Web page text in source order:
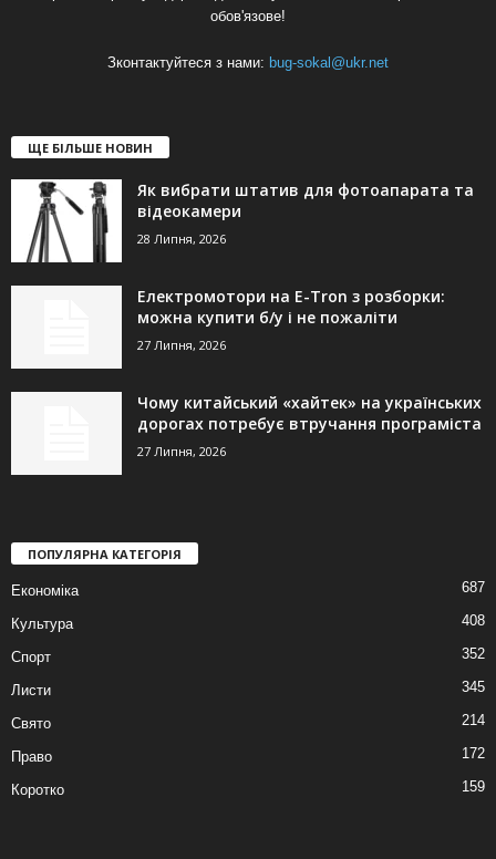
обов'язове!
Зконтактуйтеся з нами: bug-sokal@ukr.net
ЩЕ БІЛЬШЕ НОВИН
Як вибрати штатив для фотоапарата та
відеокамери
28 Липня, 2026
Електромотори на E-Tron з розборки:
можна купити б/у і не пожаліти
27 Липня, 2026
Чому китайський «хайтек» на українських
дорогах потребує втручання програміста
27 Липня, 2026
ПОПУЛЯРНА КАТЕГОРІЯ
Економіка 687
Культура 408
Спорт 352
Листи 345
Свято 214
Право 172
Коротко 159